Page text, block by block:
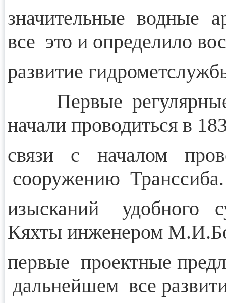
значительные водные
все это и определило
развитие
Первые регулярные
начали проводиться в
связи с началом
сооружению
изысканий удобного
Кяхты инженером
первые проектные
дальнейшем все